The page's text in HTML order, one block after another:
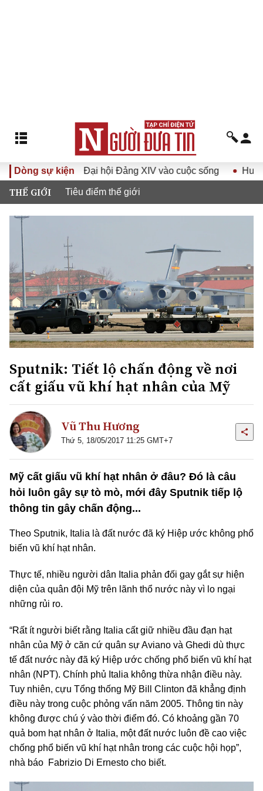
Dòng sự kiện
Nghị quyết Đại hội Đảng XIV vào cuộc sống Hướng tới
THẾ GIỚI Tiêu điểm thế giới
Sputnik: Tiết lộ chấn động về nơi
cất giấu vũ khí hạt nhân của Mỹ
Vũ Thu Hương
Thứ 5, 18/05/2017 11:25 GMT+7
Mỹ cất giấu vũ khí hạt nhân ở đâu? Đó là câu
hỏi luôn gây sự tò mò, mới đây Sputnik tiếp lộ
thông tin gây chấn động...
Theo Sputnik, Italia là đất nước đã ký Hiệp ước không phổ
biến vũ khí hạt nhân.
Thực tế, nhiều người dân Italia phản đối gay gắt sự hiện
diện của quân đội Mỹ trên lãnh thổ nước này vì lo ngại
những rủi ro.
“Rất ít người biết rằng Italia cất giữ nhiều đầu đạn hạt
nhân của Mỹ ở căn cứ quân sự Aviano và Ghedi dù thực
tế đất nước này đã ký Hiệp ước chống phổ biến vũ khí hạt
nhân (NPT). Chính phủ Italia không thừa nhận điều này.
Tuy nhiên, cựu Tổng thống Mỹ Bill Clinton đã khẳng định
điều này trong cuộc phỏng vấn năm 2005. Thông tin này
không được chú ý vào thời điểm đó. Có khoảng gần 70
quả bom hạt nhân ở Italia, một đất nước luôn đề cao việc
chống phổ biến vũ khí hạt nhân trong các cuộc hội họp”,
nhà báo Fabrizio Di Ernesto cho biết.